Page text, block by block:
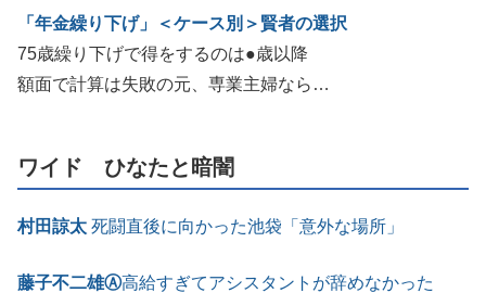
「年金繰り下げ」＜ケース別＞賢者の選択
75歳繰り下げで得をするのは●歳以降
額面で計算は失敗の元、専業主婦なら…
ワイド ひなたと暗闇
村田諒太 死闘直後に向かった池袋「意外な場所」
藤子不二雄Ⓐ高給すぎてアシスタントが辞めなかった